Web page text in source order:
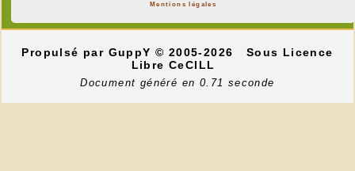
Mentions légales
Propulsé par GuppY© 2005-2026
Sous Licence
Libre CeCILL
Document généré en 0.71 seconde